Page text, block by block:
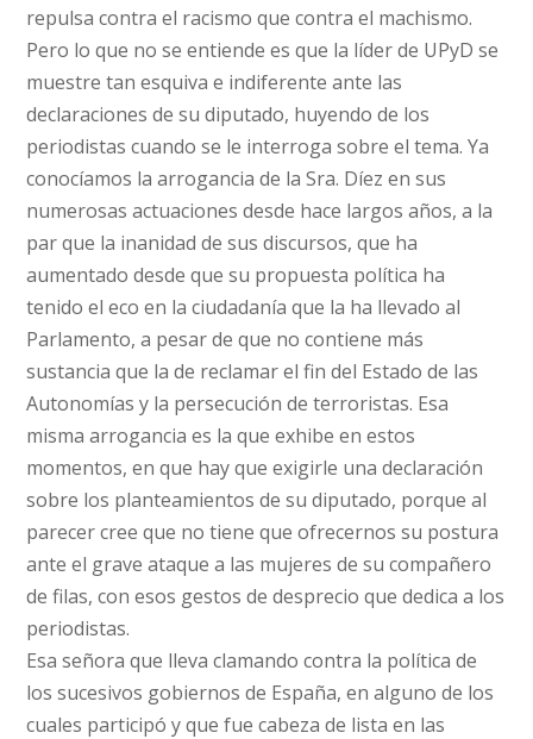
repulsa contra el racismo que contra el machismo.
Pero lo que no se entiende es que la líder de UPyD se
muestre tan esquiva e indiferente ante las
declaraciones de su diputado, huyendo de los
periodistas cuando se le interroga sobre el tema. Ya
conocíamos la arrogancia de la Sra. Díez en sus
numerosas actuaciones desde hace largos años, a la
par que la inanidad de sus discursos, que ha
aumentado desde que su propuesta política ha
tenido el eco en la ciudadanía que la ha llevado al
Parlamento, a pesar de que no contiene más
sustancia que la de reclamar el fin del Estado de las
Autonomías y la persecución de terroristas. Esa
misma arrogancia es la que exhibe en estos
momentos, en que hay que exigirle una declaración
sobre los planteamientos de su diputado, porque al
parecer cree que no tiene que ofrecernos su postura
ante el grave ataque a las mujeres de su compañero
de filas, con esos gestos de desprecio que dedica a los
periodistas.
Esa señora que lleva clamando contra la política de
los sucesivos gobiernos de España, en alguno de los
cuales participó y que fue cabeza de lista en las